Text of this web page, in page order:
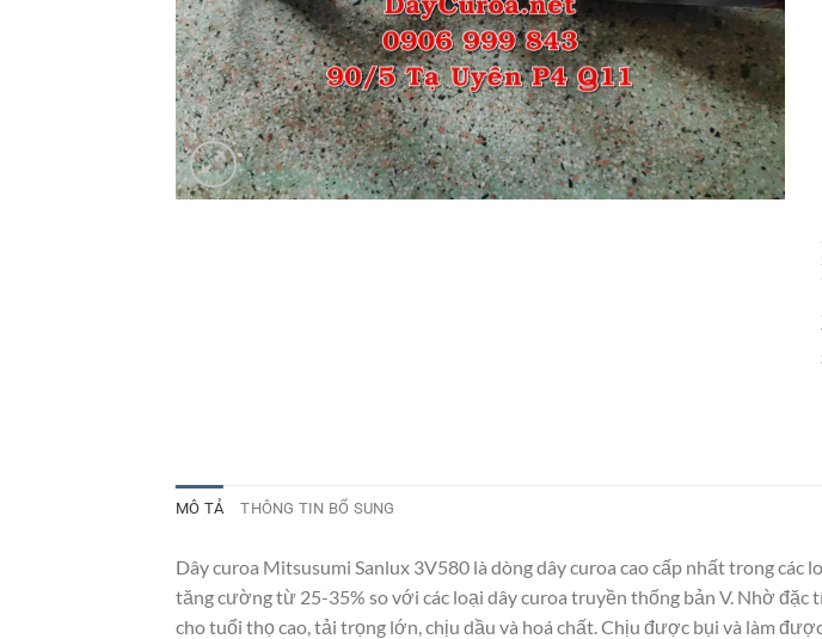
MÔ TẢ THÔNG TIN BỔ SUNG
Dây curoa Mitsusumi Sanlux 3V580 là dòng dây curoa cao cấp nhất trong
tăng cường từ 25-35% so với các loại dây curoa truyền thống bản V. Nhờ đặc
cho tuổi thọ cao, tải trọng lớn, chịu dầu và hoá chất. Chịu được bụi và làm